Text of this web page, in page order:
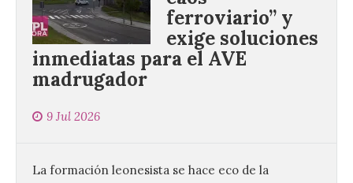
ferroviario” y
exige soluciones
inmediatas para el AVE
madrugador
9 Jul 2026
La formación leonesista se hace eco de la